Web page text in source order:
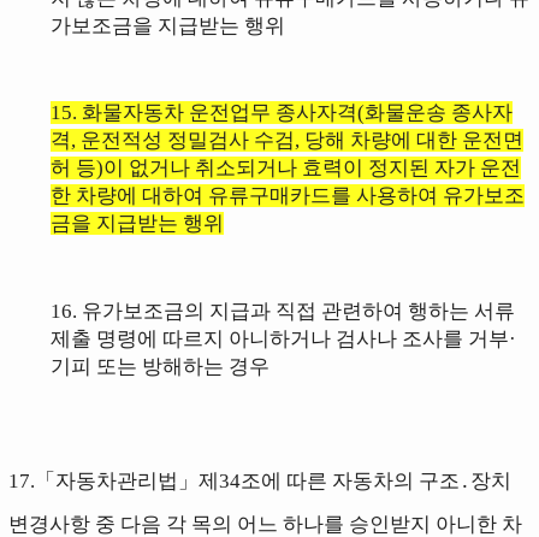
가보조금을 지급받는 행위
15. 화물자동차 운전업무 종사자격(화물운송 종사자
격, 운전적성 정밀검사 수검,당해 차량에 대한 운전면
허 등)이 없거나 취소되거나 효력이 정지된 자가 운전
한 차량에 대하여 유류구매카드를 사용하여 유가보조
금을 지급받는 행위
16. 유가보조금의 지급과 직접 관련하여 행하는 서류
제출 명령에 따르지 아니하거나 검사나 조사를 거부·
기피 또는 방해하는 경우
17. 「자동차관리법」제34조에 따른 자동차의 구조․장치
변경사항 중 다음 각 목의 어느 하나를 승인받지 아니한 차